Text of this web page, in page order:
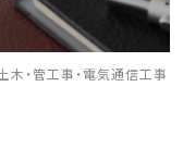
木・管工事・電気通信工事